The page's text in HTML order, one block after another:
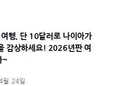
행, 단 10달러로 나이아가
감상하세요! 2026년판 여
~
월 24일